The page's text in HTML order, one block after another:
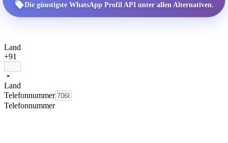
Die günstigste WhatsApp Profil API unter allen Alternativen.
Land
+91
Land
Telefonnummer
Telefonnummer